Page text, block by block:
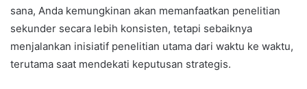
sana, Anda kemungkinan akan memanfaatkan penelitian
sekunder secara lebih konsisten, tetapi sebaiknya
menjalankan inisiatif penelitian utama dari waktu ke waktu,
terutama saat mendekati keputusan strategis.